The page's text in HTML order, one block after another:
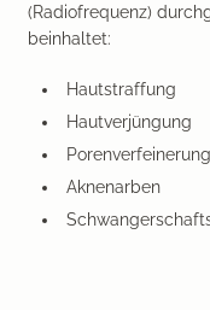
(Radiofrequenz)
beinhaltet:
Hautstraffung
Hautverjüngung
Porenverfeinerung
Aknenarben